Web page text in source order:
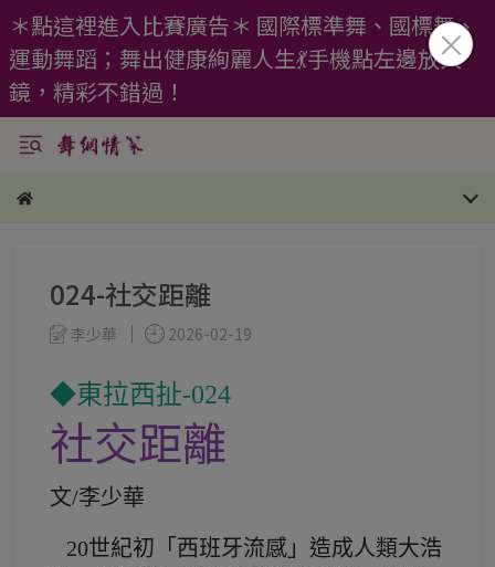
＊點這裡進入比賽廣告＊ 國際標準舞、國標舞、
運動舞蹈；舞出健康絢麗人生💃手機點左邊放大
鏡，精彩不錯過！
024-社交距離
李少華 2026-02-19
◆東拉西扯-024
社交距離
文/李少華
20世紀初「西班牙流感」造成人類大浩